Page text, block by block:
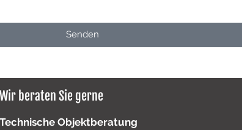
Senden
Wir beraten Sie gerne
Technische Objektberatung